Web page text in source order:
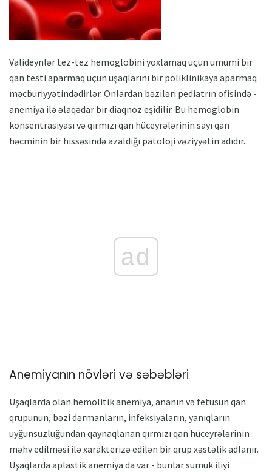
Valideynlər tez-tez hemoglobini yoxlamaq üçün ümumi bir
qan testi aparmaq üçün uşaqlarını bir poliklinikaya aparmaq
məcburiyyətindədirlər. Onlardan bəziləri pediatrın ofisində -
anemiya ilə əlaqədar bir diaqnoz eşidilir. Bu hemoglobin
konsentrasiyası və qırmızı qan hüceyrələrinin sayı qan
həcminin bir hissəsində azaldığı patoloji vəziyyətin adıdır.
ad
Anemiyanın növləri və səbəbləri
Uşaqlarda olan hemolitik anemiya, ananın və fetusun qan
qrupunun, bəzi dərmanların, infeksiyaların, yanıqların
uyğunsuzluğundan qaynaqlanan qırmızı qan hüceyrələrinin
məhv edilməsi ilə xarakterizə edilən bir qrup xəstəlik adlanır.
Uşaqlarda aplastik anemiya da var - bunlar sümük iliyi